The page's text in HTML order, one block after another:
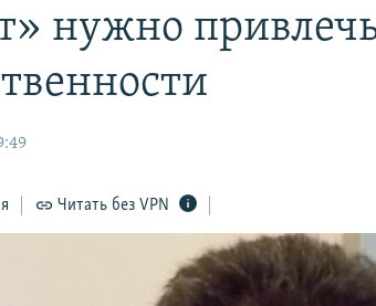
нужно
Читать без VPN